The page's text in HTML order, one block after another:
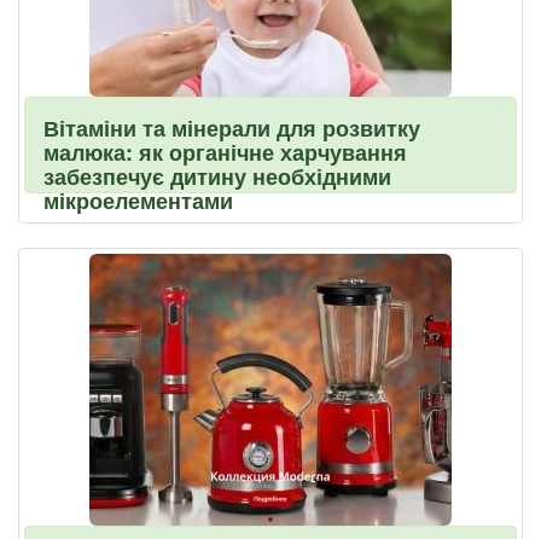
Вітаміни та мінерали для розвитку
малюка: як органічне харчування
забезпечує дитину необхідними
мікроелементами